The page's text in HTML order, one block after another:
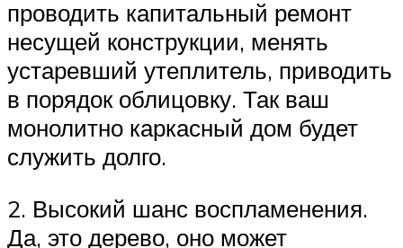
проводить капитальный ремонт
несущей конструкции, менять
устаревший утеплитель, приводить
в порядок облицовку. Так ваш
монолитно каркасный дом будет
служить долго.
2. Высокий шанс воспламенения.
Да, это дерево, оно может